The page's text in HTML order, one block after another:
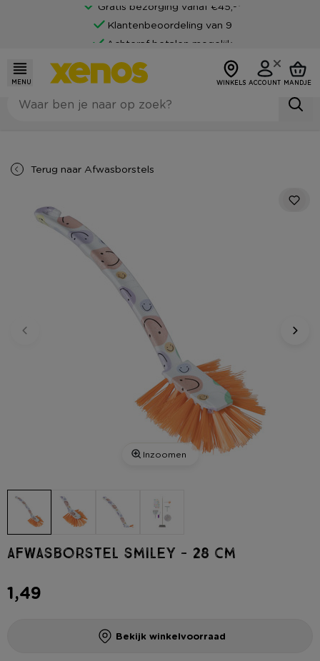
Gratis bezorging vanaf €45,-*
Klantenbeoordeling van 9
Achteraf betalen mogelijk
MENU WINKELS ACCOUNT MANDJE
Terug naar Afwasborstels
Inzoomen
Afwasborstel smiley - 28 cm
1,49
Bekijk winkelvoorraad